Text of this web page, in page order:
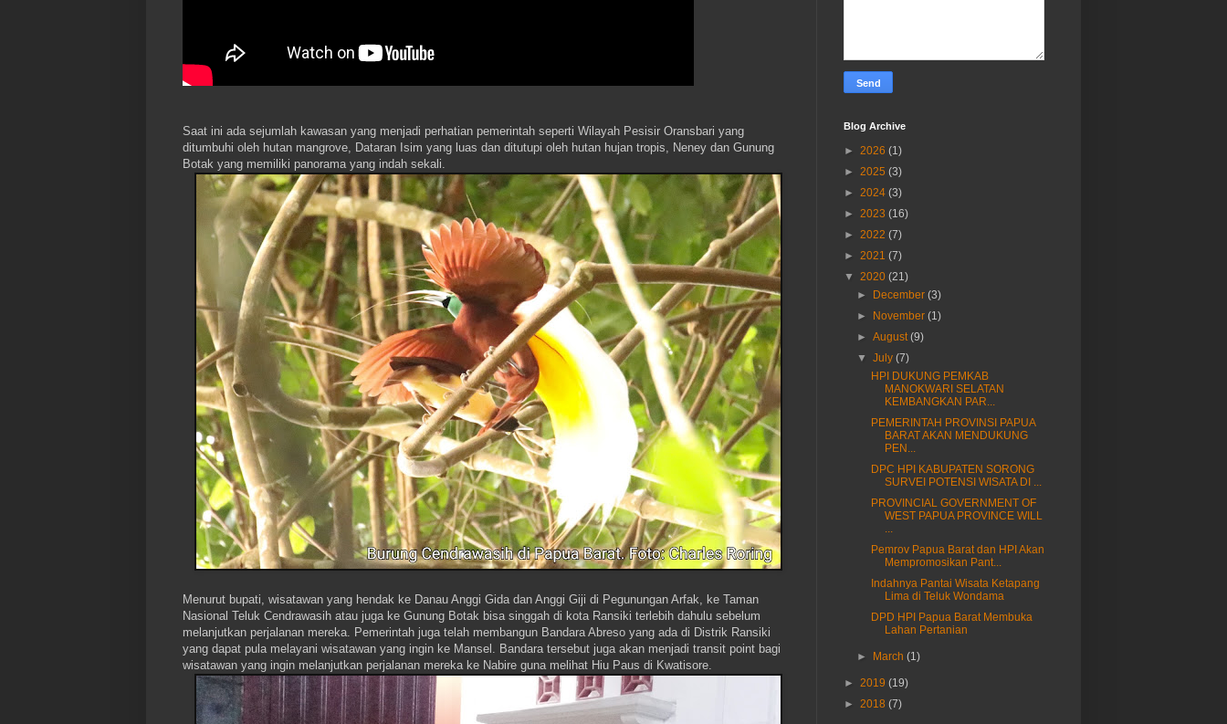
Saat ini ada sejumlah kawasan yang menjadi perhatian pemerintah seperti Wilayah Pesisir Oransbari yang
ditumbuhi oleh hutan mangrove, Dataran Isim yang luas dan ditutupi oleh hutan hujan tropis, Neney dan Gunung
Botak yang memiliki panorama yang indah sekali.
Menurut bupati, wisatawan yang hendak ke Danau Anggi Gida dan Anggi Giji di Pegunungan Arfak, ke Taman
Nasional Teluk Cendrawasih atau juga ke Gunung Botak bisa singgah di kota Ransiki terlebih dahulu sebelum
melanjutkan perjalanan mereka. Pemerintah juga telah membangun Bandara Abreso yang ada di Distrik Ransiki
yang dapat pula melayani wisatawan yang ingin ke Mansel. Bandara tersebut juga akan menjadi transit point bagi
wisatawan yang ingin melanjutkan perjalanan mereka ke Nabire guna melihat Hiu Paus di Kwatisore.
Blog Archive
► 2026 (1)
► 2025 (3)
► 2024 (3)
► 2023 (16)
► 2022 (7)
► 2021 (7)
▼ 2020 (21)
►
December(3)
►
November(1)
►August(9)
▼July(7)
HPI DUKUNG PEMKAB
MANOKWARI SELATAN
KEMBANGKAN PAR...
PEMERINTAH PROVINSI PAPUA
BARAT AKAN MENDUKUNG
PEN...
DPC HPI KABUPATEN SORONG
SURVEI POTENSI WISATA DI ...
PROVINCIAL GOVERNMENT OF
WEST PAPUA PROVINCE WILL
...
Pemrov Papua Barat dan HPI Akan
Mempromosikan Pant...
Indahnya Pantai Wisata Ketapang
Lima di Teluk Wondama
DPD HPI Papua Barat Membuka
Lahan Pertanian
► March(1)
► 2019 (19)
► 2018 (7)